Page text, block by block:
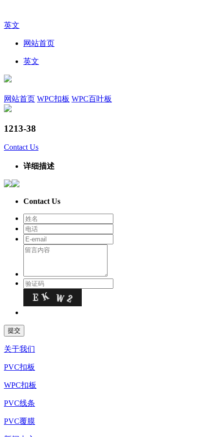
英文
网站首页
英文
网站首页 WPC扣板 WPC百叶板
1213-38
Contact Us
详细描述
Contact Us
关于我们
PVC扣板
WPC扣板
PVC线条
PVC覆膜